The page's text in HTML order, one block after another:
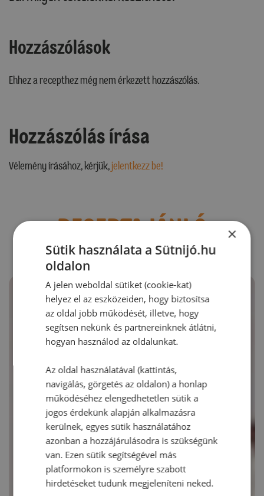
Hozzászólások
Ehhez a recepthez még nem érkezett hozzászólás.
Hozzászólás írása
Vélemény írásához, kérjük,jelentkezz be!
RECEPTAJÁNLÓ ×
Sütik használata a Sütnijó.hu
oldalon
A jelen weboldal sütiket (cookie-kat)
helyez el az eszközeiden, hogy biztosítsa
az oldal jobb működését, illetve, hogy
segítsen nekünk és partnereinknek átlátni,
hogyan használod az oldalunkat.
Az oldal használatával (kattintás,
navigálás, görgetés az oldalon) a honlap
működéséhez elengedhetetlen sütik a
jogos érdekünk alapján alkalmazásra
kerülnek, egyes sütik használatához
azonban a hozzájárulásodra is szükségünk
van. Ezen sütik segítségével más
platformokon is személyre szabott
hirdetéseket tudunk megjeleníteni neked.